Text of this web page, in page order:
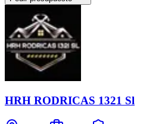
HRH RODRICAS 1321 Sl